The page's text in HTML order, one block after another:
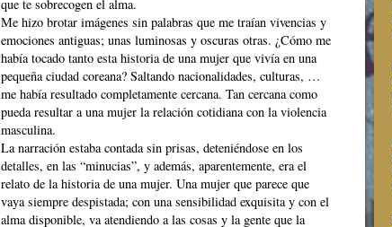
que te sobrecogen el alma.
Me hizo brotar imágenes sin palabras que me traían vivencias y
emociones antiguas; unas luminosas y oscuras otras. ¿Cómo me
había tocado tanto esta historia de una mujer que vivía en una
pequeña ciudad coreana? Saltando nacionalidades, culturas, …
me había resultado completamente cercana. Tan cercana como
pueda resultar a una mujer la relación cotidiana con la violencia
masculina.
La narración estaba contada sin prisas, deteniéndose en los
detalles, en las “minucias”, y además, aparentemente, era el
relato de la historia de una mujer. Una mujer que parece que
vaya siempre despistada; con una sensibilidad exquisita y con el
alma disponible, va atendiendo a las cosas y la gente que la